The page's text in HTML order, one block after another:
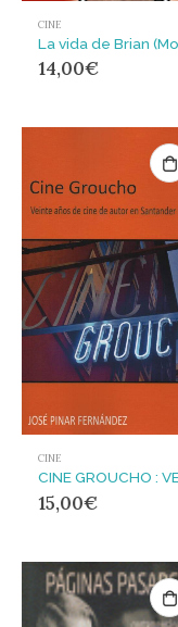
CINE
14,00€
CINE
15,00€